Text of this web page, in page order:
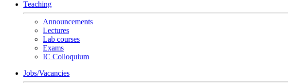
Teaching
Announcements
Lectures
Lab courses
Exams
IC Colloquium
Jobs/Vacancies